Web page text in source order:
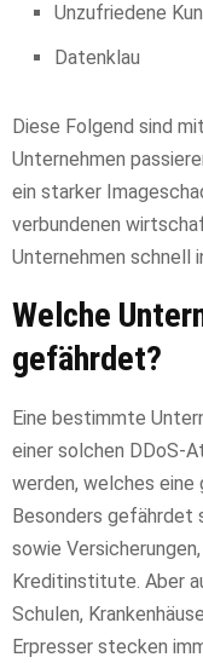
Unzufriedene
Datenklau
Diese Folgend sind
Unternehmen
ein starker
verbundenen
Unternehmen schnell
Welche
gefährdet?
Eine bestimmte
einer solchen DDoS-
werden, welches
Besonders gefährdet
sowie
Kreditinstitute. Aber
Schulen,
Erpresser stecken